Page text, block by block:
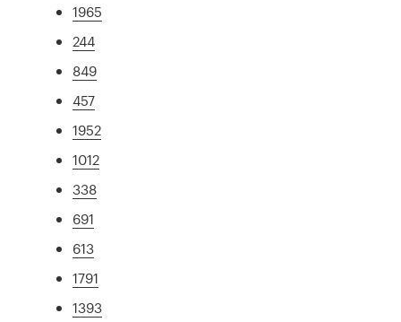
1965
244
849
457
1952
1012
338
691
613
1791
1393